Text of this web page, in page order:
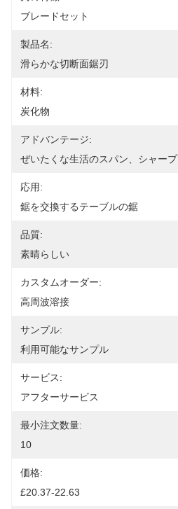
ブレードセット
製品名:
滑らかな切断面鋸刃
材料:
炭化物
アドバンテージ:
ぜいたくな生活のスパン、シャープ
応用:
鋸を交換するテーブルの鋸
品質:
素晴らしい
カスタムオーダー:
高周波溶接
サンプル:
利用可能なサンプル
サービス:
アフターサービス
最小注文数量:
10
価格:
£20.37-22.63